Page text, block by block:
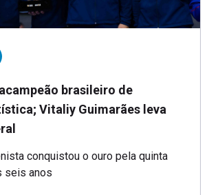
brasileiro de
Vitaliy Guimarães leva
conquistou o ouro pela quinta
seis anos